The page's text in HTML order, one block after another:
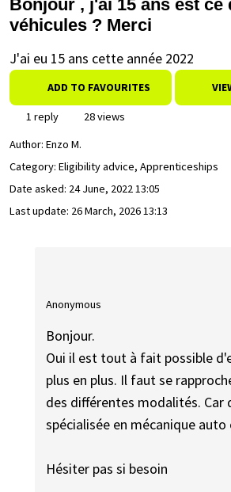
Bonjour , j'ai 15 ans est
véhicules ? Merci
J'ai eu 15 ans cette année 2022
ADD TO FAVOURITES
1 reply
28 views
Author: Enzo M.
Category: Eligibility advice, Apprenticeships
Date asked: 24 June, 2022 13:05
Last update: 26 March, 2026 13:13
Anonymous
Bonjour.
Oui il est tout à fait possible
plus en plus. Il faut se
des différentes modalités. Car
spécialisée en mécanique
Hésiter pas si besoin